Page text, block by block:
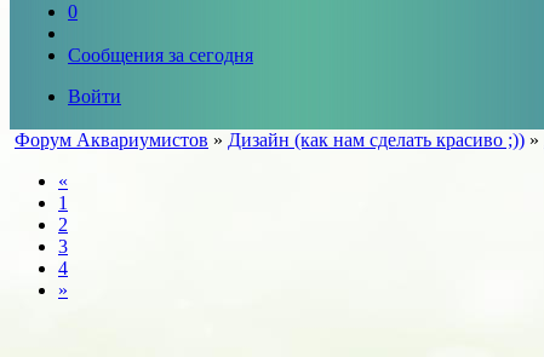
0
Сообщения за сегодня
Войти
Форум Аквариумистов » Дизайн (как нам сделать красиво ;)) »
«
1
2
3
4
»